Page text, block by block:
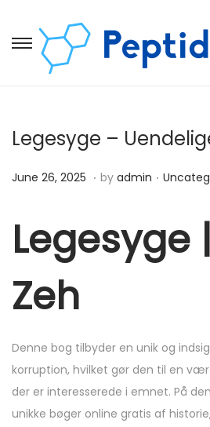
Legesyge –
Posted on
June 26, 2025 D
e
5
,
2
0
. by admin . Posted
Legesyge
Zeh
Denne bog tilbyder en unik og
korruption, hvilket gør den til en
der er interesserede i emnet. På
unikke bøger online gratis af